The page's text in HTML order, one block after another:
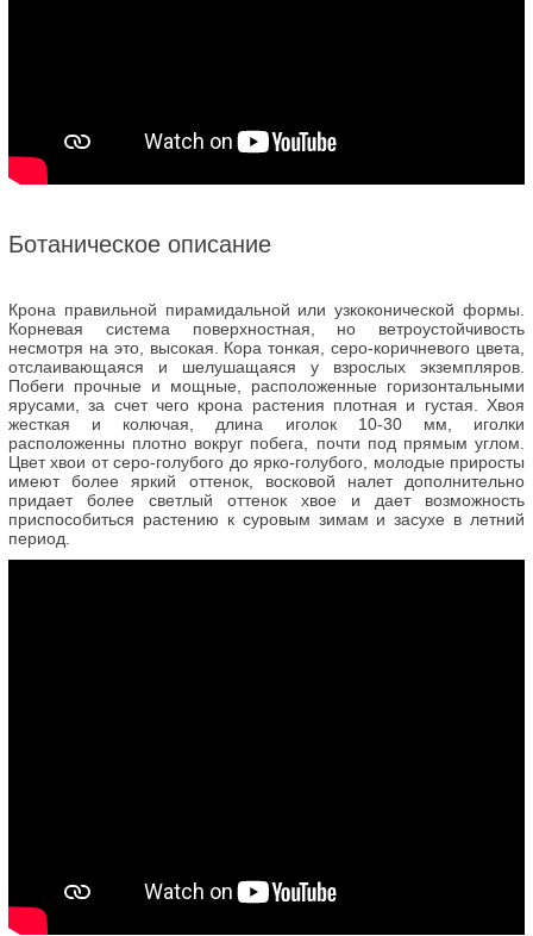
Ботаническое описание
Крона правильной пирамидальной или узкоконической формы.
Корневая система поверхностная, но ветроустойчивость
несмотря на это, высокая. Кора тонкая, серо-коричневого цвета,
отслаивающаяся и шелушащаяся у взрослых экземпляров.
Побеги прочные и мощные, расположенные горизонтальными
ярусами, за счет чего крона растения плотная и густая. Хвоя
жесткая и колючая, длина иголок 10-30 мм, иголки
расположенны плотно вокруг побега, почти под прямым углом.
Цвет хвои от серо-голубого до ярко-голубого, молодые приросты
имеют более яркий оттенок, восковой налет дополнительно
придает более светлый оттенок хвое и дает возможность
приспособиться растению к суровым зимам и засухе в летний
период.